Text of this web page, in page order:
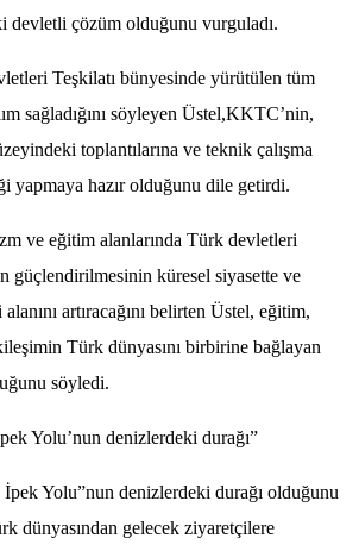
devletli çözüm olduğunu vurguladı.
Teşkilatı bünyesinde yürütülen tüm
sağladığını söyleyen Üstel,KKTC’nin,
toplantılarına ve teknik çalışma
yapmaya hazır olduğunu dile getirdi.
ve eğitim alanlarında Türk devletleri
güçlendirilmesinin küresel siyasette ve
artıracağını belirten Üstel, eğitim,
Türk dünyasını birbirine bağlayan
söyledi.
Yolu’nun denizlerdeki durağı”
Yolu”nun denizlerdeki durağı olduğunu
dünyasından gelecek ziyaretçilere